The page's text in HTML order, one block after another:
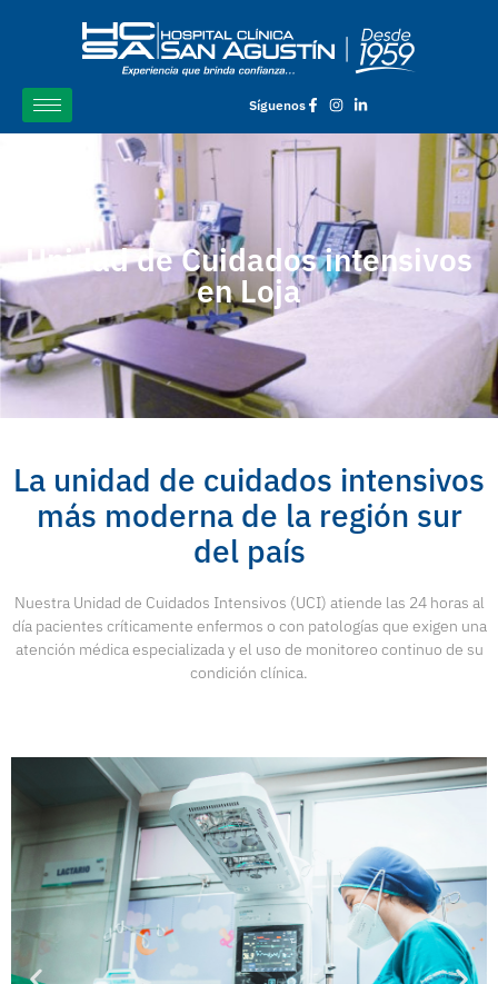
Síguenos
Unidad de Cuidados intensivos
en Loja
La unidad de cuidados intensivos
más moderna de la región sur
del país
Nuestra Unidad de Cuidados Intensivos (UCI) atiende las 24 horas al
día pacientes críticamente enfermos o con patologías que exigen una
atención médica especializada y el uso de monitoreo continuo de su
condición clínica.